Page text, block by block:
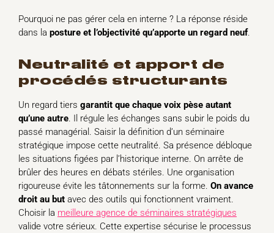
Pourquoi ne pas gérer cela en interne ? La réponse réside
dans la posture et l’objectivité qu’apporte un regard neuf.
neutralité et apport de
procédés structurants
Un regard tiers garantit que chaque voix pèse autant
qu’une autre. Il régule les échanges sans subir le poids du
passé managérial. Saisir la définition d’un séminaire
stratégique impose cette neutralité. Sa présence débloque
les situations figées par l’historique interne. On arrête de
brûler des heures en débats stériles. Une organisation
rigoureuse évite les tâtonnements sur la forme. On avance
droit au but avec des outils qui fonctionnent vraiment.
Choisir la meilleure agence de séminaires stratégiques
valide votre sérieux. Cette expertise sécurise le processus